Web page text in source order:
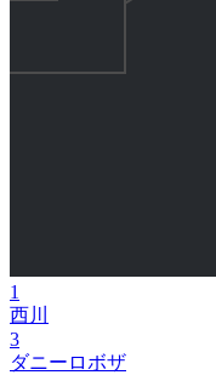
1
西川
3
ダニーロボザ